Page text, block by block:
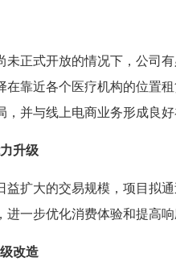
式开放的情况下，公司有
在靠近各个医疗机构的位置
，并与线上电商业务形成良
升级
大的交易规模，项目拟通
进一步优化消费体验和提高
改造